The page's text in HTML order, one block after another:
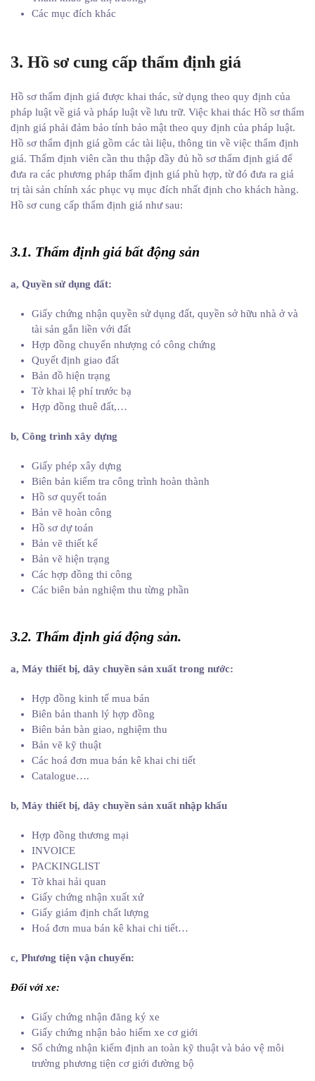
Các mục đích khác
3. Hồ sơ cung cấp thẩm định giá
Hồ sơ thẩm định giá được khai thác, sử dụng theo quy định của
pháp luật về giá và pháp luật về lưu trữ. Việc khai thác Hồ sơ thẩm
định giá phải đảm bảo tính bảo mật theo quy định của pháp luật.
Hồ sơ thẩm định giá gồm các tài liệu, thông tin về việc thẩm định
giá. Thẩm định viên cần thu thập đầy đủ hồ sơ thẩm định giá để
đưa ra các phương pháp thẩm định giá phù hợp, từ đó đưa ra giá
trị tài sản chính xác phục vụ mục đích nhất định cho khách hàng.
Hồ sơ cung cấp thẩm định giá như sau:
3.1. Thẩm định giá bất động sản
a, Quyền sử dụng đất:
Giấy chứng nhận quyền sử dụng đất, quyền sở hữu nhà ở và
tài sản gắn liền với đất
Hợp đồng chuyển nhượng có công chứng
Quyết định giao đất
Bản đồ hiện trạng
Tờ khai lệ phí trước bạ
Hợp đồng thuê đất,…
b, Công trình xây dựng
Giấy phép xây dựng
Biên bản kiểm tra công trình hoàn thành
Hồ sơ quyết toán
Bản vẽ hoàn công
Hồ sơ dự toán
Bản vẽ thiết kế
Bản vẽ hiện trạng
Các hợp đồng thi công
Các biên bản nghiệm thu từng phần
3.2. Thẩm định giá động sản.
a, Máy thiết bị, dây chuyền sản xuất trong nước:
Hợp đồng kinh tế mua bán
Biên bản thanh lý hợp đồng
Biên bản bàn giao, nghiệm thu
Bản vẽ kỹ thuật
Các hoá đơn mua bán kê khai chi tiết
Catalogue….
b, Máy thiết bị, dây chuyền sản xuất nhập khẩu
Hợp đồng thương mại
INVOICE
PACKINGLIST
Tờ khai hải quan
Giấy chứng nhận xuất xứ
Giấy giám định chất lượng
Hoá đơn mua bán kê khai chi tiết…
c, Phương tiện vận chuyển:
Đối với xe:
Giấy chứng nhận đăng ký xe
Giấy chứng nhận bảo hiểm xe cơ giới
Sổ chứng nhận kiểm định an toàn kỹ thuật và bảo vệ môi
trường phương tiện cơ giới đường bộ